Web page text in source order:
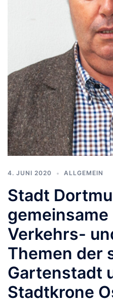
4. JUNI 2020 ALLGEMEIN
Stadt
Verkehrs-
Themen der
Gartenstadt
Stadtkrone